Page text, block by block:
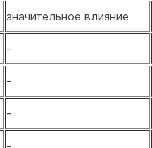
значительное влияние
-
-
-